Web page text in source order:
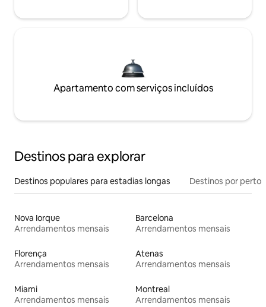
Apartamento com serviços incluídos
Destinos para explorar
Destinos populares para estadias longas Destinos por perto
Nova Iorque
Arrendamentos mensais
Barcelona
Arrendamentos mensais
Florença
Arrendamentos mensais
Atenas
Arrendamentos mensais
Miami
Arrendamentos mensais
Montreal
Arrendamentos mensais